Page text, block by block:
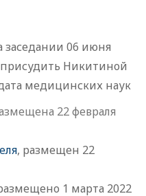
06 июня
Никитиной
медицинских наук
22 февраля
, размещен 22
1 марта 2022